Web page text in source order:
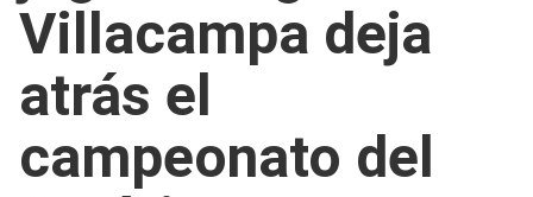
Villacampa deja
atrás el
campeonato del